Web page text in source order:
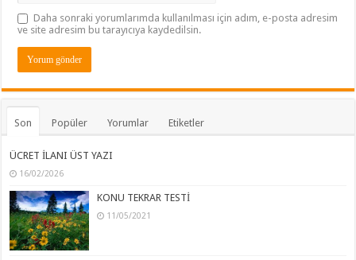
Daha sonraki yorumlarımda kullanılması için adım, e-posta adresim
ve site adresim bu tarayıcıya kaydedilsin.
Son Popüler Yorumlar Etiketler
ÜCRET İLANI ÜST YAZI
16/02/2026
KONU TEKRAR TESTİ
11/05/2021